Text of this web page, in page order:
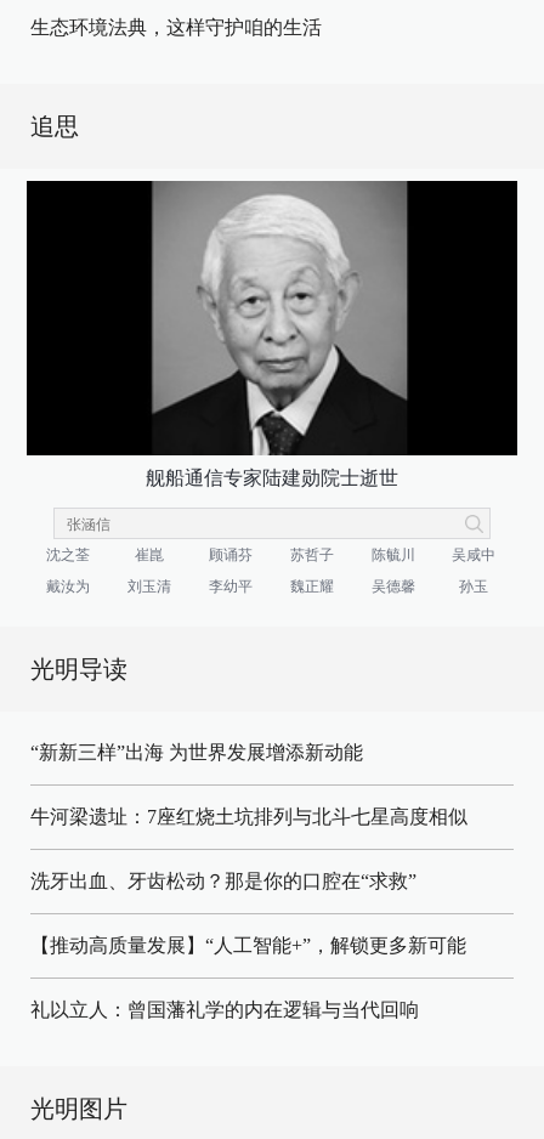
生态环境法典，这样守护咱的生活
追思
舰船通信专家陆建勋院士逝世
沈之荃 崔崑 顾诵芬 苏哲子 陈毓川
吴咸中
戴汝为
刘玉清 李幼平 魏正耀 吴德馨 孙玉
光明导读
“新新三样”出海 为世界发展增添新动能
牛河梁遗址：7座红烧土坑排列与北斗七星高度相似
洗牙出血、牙齿松动？那是你的口腔在“求救”
【推动高质量发展】“人工智能+”，解锁更多新可能
礼以立人：曾国藩礼学的内在逻辑与当代回响
光明图片